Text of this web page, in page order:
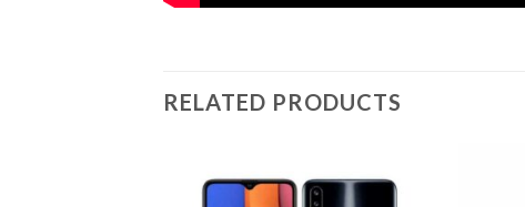
RELATED PRODUCTS